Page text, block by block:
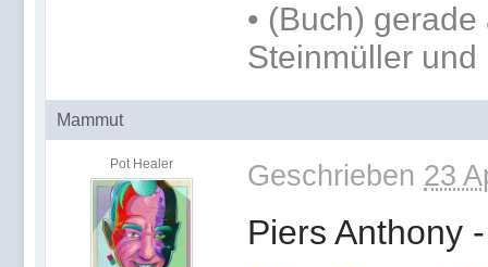
• (Buch) gerade
Steinmüller
Mammut
Pot Healer Geschrieben 23
Piers Anthony